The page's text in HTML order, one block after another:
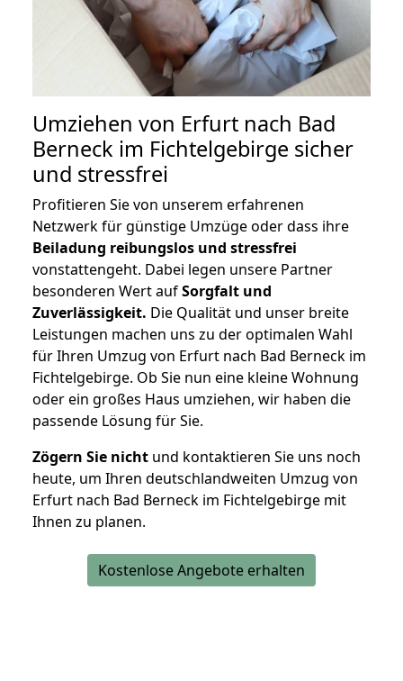
Umziehen von Erfurt nach Bad
Berneck im Fichtelgebirge sicher
und stressfrei
Profitieren Sie von unserem erfahrenen
Netzwerk für günstige Umzüge oder dass ihre
Beiladung reibungslos und stressfrei
vonstattengeht. Dabei legen unsere Partner
besonderen Wert aufSorgfalt und
Zuverlässigkeit. Die Qualität und unser breite
Leistungen machen uns zu der optimalen Wahl
für Ihren Umzug von Erfurt nach Bad Berneck im
Fichtelgebirge. Ob Sie nun eine kleine Wohnung
oder ein großes Haus umziehen, wir haben die
passende Lösung für Sie.
Zögern Sie nicht und kontaktieren Sie uns noch
heute, um Ihren deutschlandweiten Umzug von
Erfurt nach Bad Berneck im Fichtelgebirge mit
Ihnen zu planen.
Kostenlose Angebote erhalten